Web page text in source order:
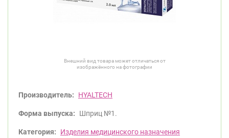
Внешний вид товара может отличаться от
изображённого на фотографии
Производитель: HYALTECH
Форма выпуска: Шприц №1.
Категория: Изделия медицинского назначения